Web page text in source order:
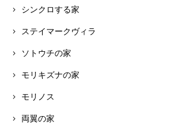
シンクロする家
ステイマークヴィラ
ソトウチの家
モリキズナの家
モリノス
両翼の家